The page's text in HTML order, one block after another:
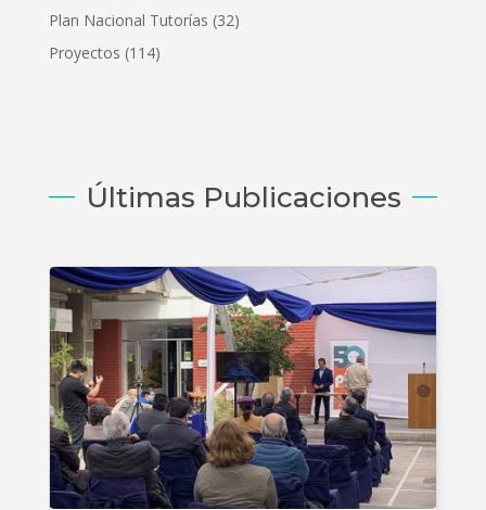
Plan Nacional Tutorías (32)
Proyectos (114)
Últimas Publicaciones